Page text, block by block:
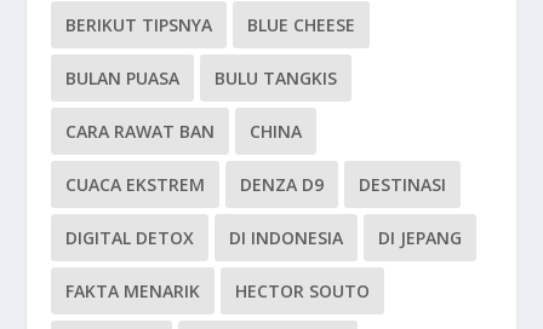
BERIKUT TIPSNYA BLUE CHEESE
BULAN PUASA BULU TANGKIS
CARA RAWAT BAN CHINA
CUACA EKSTREM DENZA D9 DESTINASI
DIGITAL DETOX DI INDONESIA DI JEPANG
FAKTA MENARIK HECTOR SOUTO